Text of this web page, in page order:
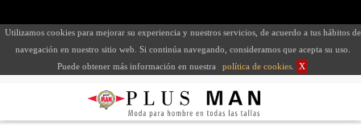
Utilizamos cookies para mejorar su experiencia y nuestros servicios, de acuerdo a tus hábitos de
navegación en nuestro sitio web. Si continúa navegando, consideramos que acepta su uso.
Puede obtener más información en nuestra
política de cookies X